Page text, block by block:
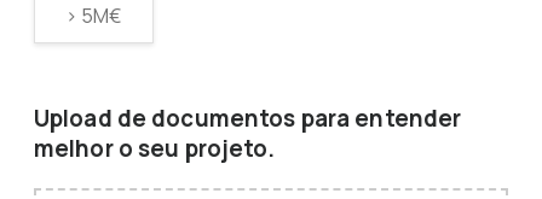
> 5M€
Upload de documentos para entender
melhor o seu projeto.